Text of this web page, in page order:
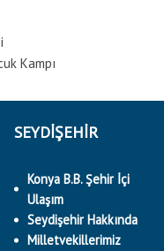
Kampı
SEYDİŞEHİR
Konya B.B. Şehir İçi
Ulaşım
Seydişehir Hakkında
Milletvekillerimiz